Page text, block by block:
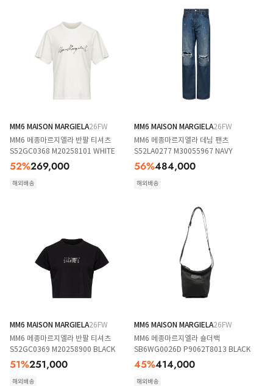
MM6 MAISON MARGIELA26FW
MM6 메종마르지엘라 반팔 티셔츠
S52GC0368 M20258101 WHITE
52%269,000
해외배송
MM6 MAISON MARGIELA26FW
MM6 메종마르지엘라 데님 팬츠
S52LA0277 M30055967 NAVY
56%484,000
해외배송
MM6 MAISON MARGIELA26FW
MM6 메종마르지엘라 반팔 티셔츠
S52GC0369 M20258900 BLACK
51%251,000
해외배송
MM6 MAISON MARGIELA26FW
MM6 메종마르지엘라 숄더백
SB6WG0026D P9062T8013 BLACK
45%414,000
해외배송